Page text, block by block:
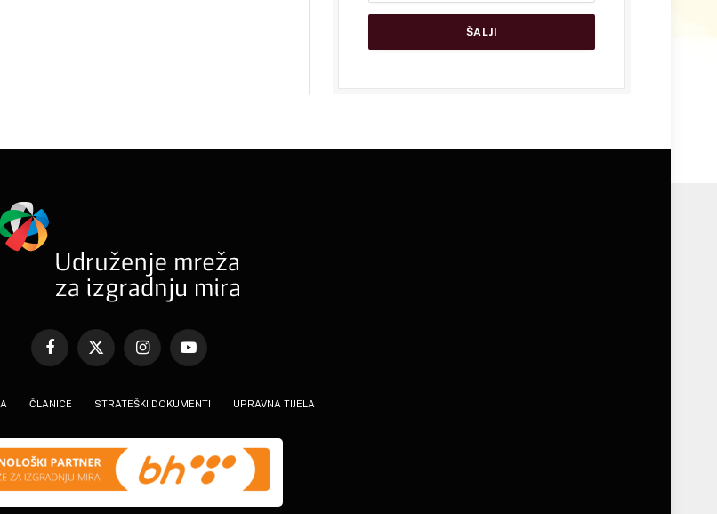
Facebook
X
InstagramYouTube
ČLANICE STRATEŠKI DOKUMENTI UPRAVNA TIJELA